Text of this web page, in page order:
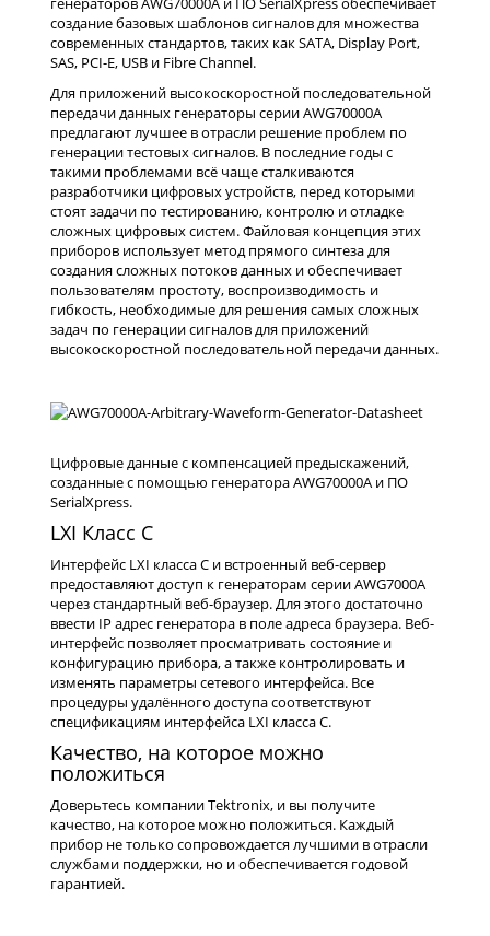
создание базовых шаблонов сигналов для множества
современных стандартов, таких как SATA, Display Port,
SAS, PCI-E, USB и Fibre Channel.
Для приложений высокоскоростной последовательной
передачи данных генераторы серии AWG70000A
предлагают лучшее в отрасли решение проблем по
генерации тестовых сигналов. В последние годы с
такими проблемами всё чаще сталкиваются
разработчики цифровых устройств, перед которыми
стоят задачи по тестированию, контролю и отладке
сложных цифровых систем. Файловая концепция этих
приборов использует метод прямого синтеза для
создания сложных потоков данных и обеспечивает
пользователям простоту, воспроизводимость и
гибкость, необходимые для решения самых сложных
задач по генерации сигналов для приложений
высокоскоростной последовательной передачи данных.
Цифровые данные с компенсацией предыскажений,
созданные с помощью генератора AWG70000A и ПО
SerialXpress.
LXI Класс C
Интерфейс LXI класса C и встроенный веб-сервер
предоставляют доступ к генераторам серии AWG7000A
через стандартный веб-браузер. Для этого достаточно
ввести IP адрес генератора в поле адреса браузера. Веб-
интерфейс позволяет просматривать состояние и
конфигурацию прибора, а также контролировать и
изменять параметры сетевого интерфейса. Все
процедуры удалённого доступа соответствуют
спецификациям интерфейса LXI класса C.
Качество, на которое можно
положиться
Доверьтесь компании Tektronix, и вы получите
качество, на которое можно положиться. Каждый
прибор не только сопровождается лучшими в отрасли
службами поддержки, но и обеспечивается годовой
гарантией.